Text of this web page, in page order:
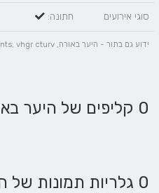
סוגי אירועים חתונה:
ידוע גם בתור - היער באורה, Hayaar BeOra, Yaar Events, vhgr cturv, יער
0 קליפים של היער באורה | Yaar Events